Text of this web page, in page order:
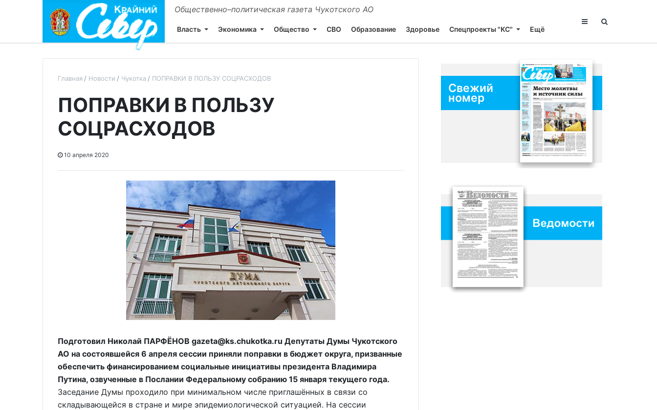
Общественно–политическая газета Чукотского АО
Власть Экономика Общество СВО Образование Здоровье Спецпроекты "КС" Ещё
Главная Новости Чукотка ПОПРАВКИ В ПОЛЬЗУ СОЦРАСХОДОВ
ПОПРАВКИ В ПОЛЬЗУ
СОЦРАСХОДОВ
10 апреля 2020
Подготовил Николай ПАРФЁНОВ gazeta@ks.chukotka.ru Депутаты Думы Чукотского
АО на состоявшейся 6 апреля сессии приняли поправки в бюджет округа, призванные
обеспечить финансированием социальные инициативы президента Владимира
Путина, озвученные в Послании Федеральному собранию 15 января текущего года.
Заседание Думы проходило при минимальном числе приглашённых в связи со
складывающейся в стране и мире эпидемиологической ситуацией. На сессии
Свежий
номер